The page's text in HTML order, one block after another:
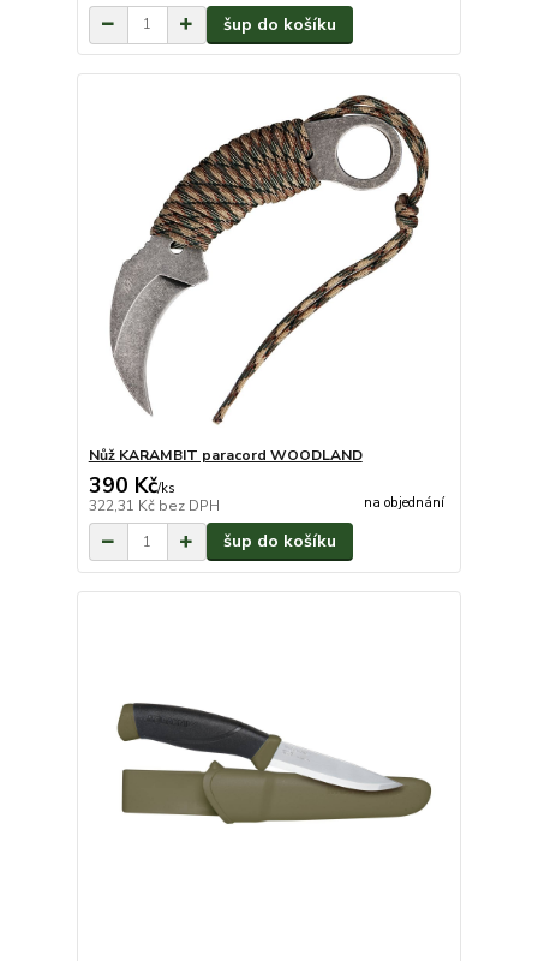
šup do košíku
Nůž KARAMBIT paracord WOODLAND
390 Kč/ks
322,31 Kč bez DPH na objednání
šup do košíku